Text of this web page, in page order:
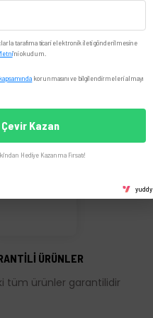
ÜRÜNLER
tüm ürünler garantilidir
tarafıma ticari elektronik ileti gönderilmesine
'ni okudum.
korunmasını ve bilgilendirmeleri almayı
Çevir Kazan
Hediye Kazanma Fırsatı!
yuddy